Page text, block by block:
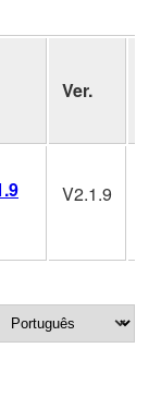
Ver.
V2.1.9